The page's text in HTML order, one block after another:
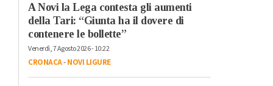
A Novi la Lega contesta gli aumenti
della Tari: “Giunta ha il dovere di
contenere le bollette”
Venerdì, 7 Agosto 2026 - 10:22
CRONACA-NOVI LIGURE